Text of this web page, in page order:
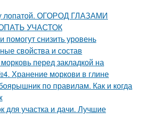
лопатой. ОГОРОД ГЛАЗАМИ
УЧАСТОК
помогут снизить уровень
свойства и состав
перед закладкой на
Хранение моркови в глине
по правилам. Как и когда
для участка и дачи. Лучшие